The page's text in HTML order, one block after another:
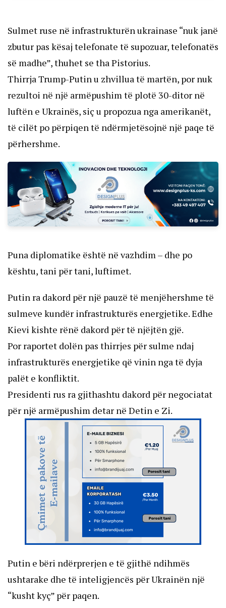
Sulmet ruse në infrastrukturën ukrainase “nuk janë
zbutur pas kësaj telefonate të supozuar, telefonatës
së madhe”, thuhet se tha Pistorius.
Thirrja Trump-Putin u zhvillua të martën, por nuk
rezultoi në një armëpushim të plotë 30-ditor në
luftën e Ukrainës, siç u propozua nga amerikanët,
të cilët po përpiqen të ndërmjetësojnë një paqe të
përhershme.
Puna diplomatike është në vazhdim – dhe po
kështu, tani për tani, luftimet.
Putin ra dakord për një pauzë të menjëhershme të
sulmeve kundër infrastrukturës energjetike. Edhe
Kievi kishte rënë dakord për të njëjtën gjë.
Por raportet dolën pas thirrjes për sulme ndaj
infrastrukturës energjetike që vinin nga të dyja
palët e konfliktit.
Presidenti rus ra gjithashtu dakord për negociatat
për një armëpushim detar në Detin e Zi.
Putin e bëri ndërprerjen e të gjithë ndihmës
ushtarake dhe të inteligjencës për Ukrainën një
“kusht kyç” për paqen.